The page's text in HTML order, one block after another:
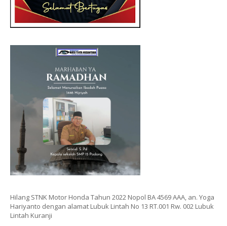
Hilang STNK Motor Honda Tahun 2022 Nopol BA 4569 AAA, an. Yoga
Hariyanto dengan alamat Lubuk Lintah No 13 RT.001 Rw. 002 Lubuk
Lintah Kuranji